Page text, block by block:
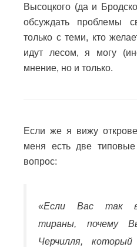
Высоцкого (да и
обсуждать проблемы
только с теми, кто
идут лесом, я могу
мнение, но и только.
Если же я вижу
меня есть две
вопрос:
«Если Вас так
тираны, почему
Черчилля,